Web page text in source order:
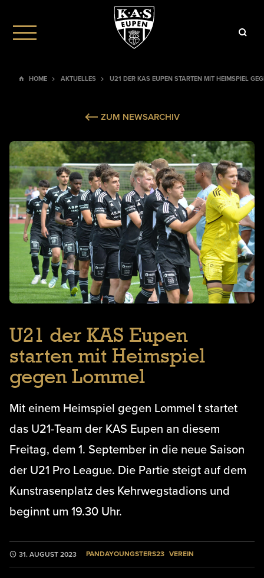
HOME AKTUELLES U21 DER KAS EUPEN STARTEN MIT HEIMSPIEL
ZUM NEWSARCHIV
U21 der KAS Eupen
starten mit Heimspiel
gegen Lommel
Mit einem Heimspiel gegen Lommel t startet
das U21-Team der KAS Eupen an diesem
Freitag, dem 1. September in die neue Saison
der U21 Pro League. Die Partie steigt auf dem
Kunstrasenplatz des Kehrwegstadions und
beginnt um 19.30 Uhr.
31. AUGUST 2023 PANDAYOUNGSTERS23 VEREIN